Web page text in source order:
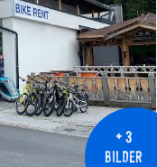
+ 3
BILDER